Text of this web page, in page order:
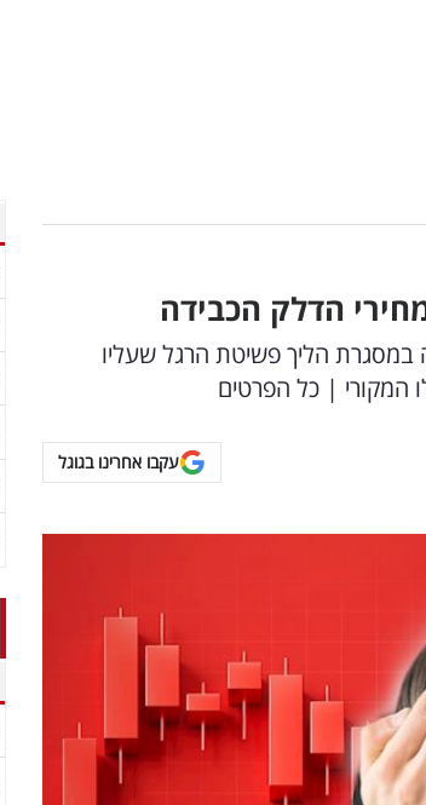
הדלק הכבידה
במסגרת הליך פשיטת הרגל שעליו
עקבו אחרינו בגוגל